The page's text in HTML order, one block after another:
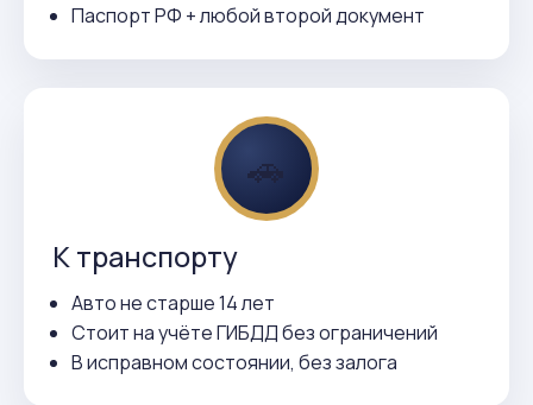
Паспорт РФ + любой второй документ
🚗
К транспорту
Авто не старше 14 лет
Стоит на учёте ГИБДД без ограничений
В исправном состоянии, без залога